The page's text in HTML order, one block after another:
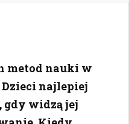
metod nauki w
Dzieci najlepiej
gdy widzą jej